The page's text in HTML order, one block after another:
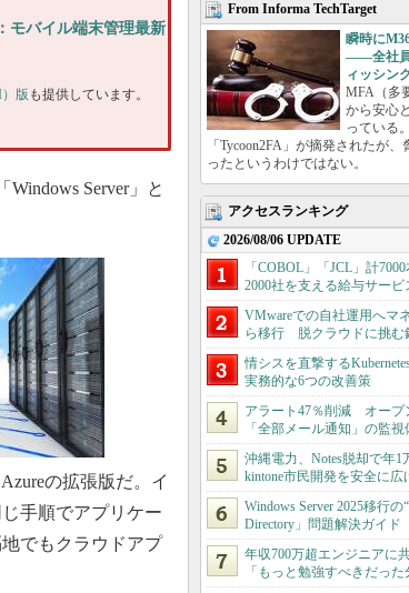
モバイル端末管理最新
版 も提供しています。
Server」と
の拡張版だ。イ
手順でアプリケー
でもクラウドアプ
From Informa TechTarget
瞬時に
――全社員
ィッシン
MFA（多
から安心
っている
「Tycoon2FA」が摘発されたが
ったというわけではない。
アクセスランキング
2026/08/06 UPDATE
「COBOL」「JCL」計
2000社を支える給与サー
VMwareでの自社運用へマ
ら移行 脱クラウドに挑む
情シスを直撃する
実務的な6つの改善策
アラート47％削減 オープ
「全部メール通知」の監視
沖縄電力、Notes脱却で年
kintone市民開発を安全に広
Windows Server 2025移行の
Directory」問題解決ガイド
年収700万超エンジニアに
「もっと勉強すべきだった